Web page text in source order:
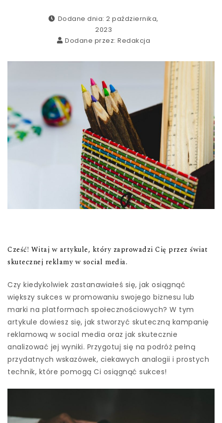
Dodane dnia: 2 października,
2023
Dodane przez:Redakcja
Cześć! Witaj w artykule, który zaprowadzi Cię przez świat
skutecznej reklamy w social media.
Czy kiedykolwiek zastanawiałeś się, jak osiągnąć
większy sukces w promowaniu swojego biznesu lub
marki na platformach społecznościowych? W tym
artykule dowiesz się, jak stworzyć skuteczną kampanię
reklamową w social media oraz jak skutecznie
analizować jej wyniki. Przygotuj się na podróż pełną
przydatnych wskazówek, ciekawych analogii i prostych
technik, które pomogą Ci osiągnąć sukces!